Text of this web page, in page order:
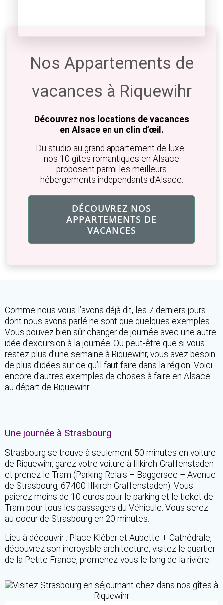
Nos Appartements de
vacances à Riquewihr
Découvrez nos locations de vacances
en Alsace en un clin d’œil.
Du studio au grand appartement de luxe :
nos 10 gîtes romantiques en Alsace
proposent parmi les meilleurs
hébergements indépendants d’Alsace.
DÉCOUVREZ NOS
APPARTEMENTS DE
VACANCES
Comme nous vous l’avons déjà dit, les 7 derniers jours
dont nous avons parlé ne sont que quelques exemples.
Vous pouvez bien sûr changer de journée avec une autre
idée d’excursion à la journée. Ou peut-être que si vous
restez plus d’une semaine à Riquewihr, vous avez besoin
de plus d’idées sur ce qu’il faut faire dans la région. Voici
encore d’autres exemples de choses à faire en Alsace
au départ de Riquewihr.
Une journée à Strasbourg
Strasbourg se trouve à seulement 50 minutes en voiture
de Riquewihr, garez votre voiture à Illkirch-Graffenstaden
et prenez le Tram (Parking Relais – Baggersee – Avenue
de Strasbourg, 67400 Illkirch-Graffenstaden). Vous
paierez moins de 10 euros pour le parking et le ticket de
Tram pour tous les passagers du Véhicule. Vous serez
au coeur de Strasbourg en 20 minutes.
Lieu à découvrir : Place Kléber et Aubette + Cathédrale,
découvrez son incroyable architecture, visitez le quartier
de la Petite France, promenez-vous le long de la rivière.